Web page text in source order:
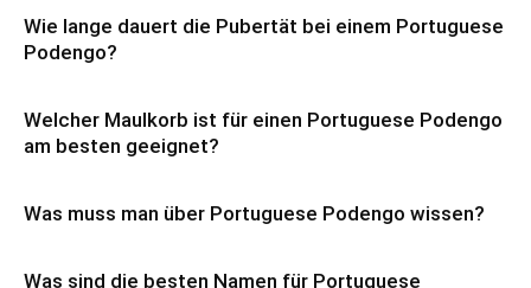
Wie lange dauert die Pubertät bei einem Portuguese
Podengo?
Welcher Maulkorb ist für einen Portuguese Podengo
am besten geeignet?
Was muss man über Portuguese Podengo wissen?
Was sind die besten Namen für Portuguese